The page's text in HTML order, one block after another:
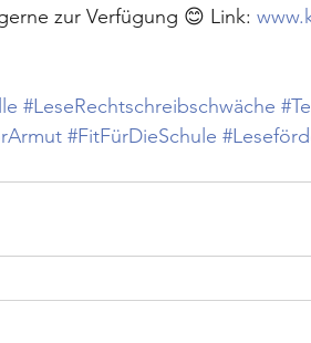
zur Verfügung 😊 Link:
#LeseRechtschreibschwäche
#FitFürDieSchule